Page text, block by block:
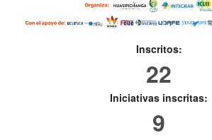
Inscritos:
22
Iniciativas inscritas:
9